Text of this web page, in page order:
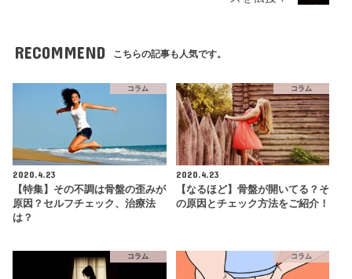
RECOMMEND こちらの記事も人気です。
コラム
2020.4.23
【特集】その不調は骨盤の歪みが
原因？セルフチェック、治療法
は？
コラム
2020.4.23
【なるほど】骨盤が開いてる？そ
の原因とチェック方法をご紹介！
コラム コラム